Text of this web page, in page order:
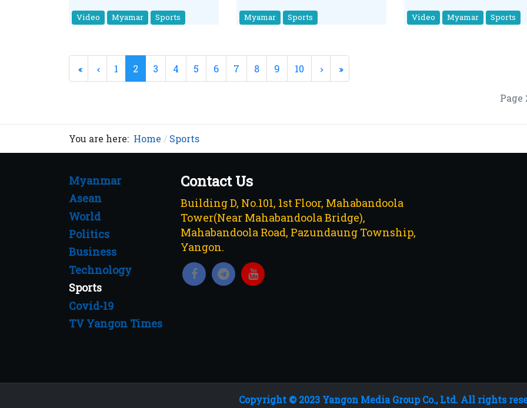
Video Myamar Sports Myamar Sports Video Myamar Sports
1 2 3 4 5 6 7 8 9 10
Page
You are here: Home Sports
Myanmar
Asean
World
Politics
Business
Technology
Sports
Covid-19
TV Yangon Times
Contact Us
Building D, No.101, 1st Floor, Mahabandoola
Tower(Near Mahabandoola Bridge),
Mahabandoola Road, Pazundaung Township,
Yangon.
Copyright © 2023 Yangon Media Group Co., Ltd. All rights